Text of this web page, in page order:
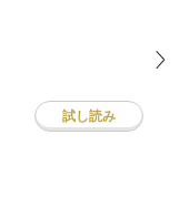
試し読み